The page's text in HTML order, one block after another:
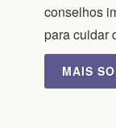
conselhos
para cuidar
MAIS